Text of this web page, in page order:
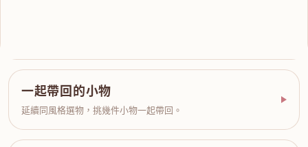
一起帶回的小物
延續同風格選物，挑幾件小物一起帶回。